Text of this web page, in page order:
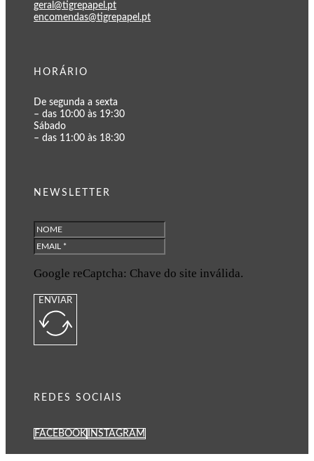
geral@tigrepapel.pt
encomendas@tigrepapel.pt
HORÁRIO
De segunda a sexta
– das 10:00 às 19:30
Sábado
– das 11:00 às 18:30
NEWSLETTER
Google reCaptcha: Chave do site inválida.
ENVIAR
REDES SOCIAIS
FACEBOOK INSTAGRAM